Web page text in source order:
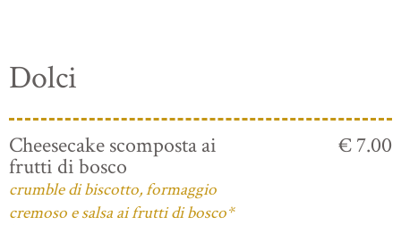
Dolci
Cheesecake scomposta ai
frutti di bosco
crumble di biscotto, formaggio
cremoso e salsa ai frutti di bosco*
€ 7.00